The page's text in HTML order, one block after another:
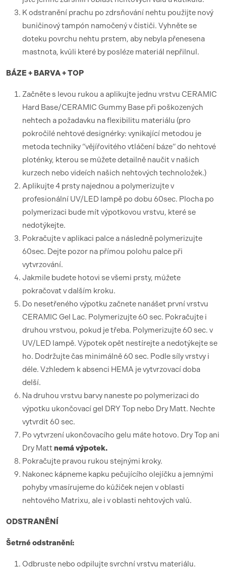
K odstranění prachu po zdrsňování nehtu použijte nový
buničinový tampón namočený v čističi. Vyhněte se
doteku povrchu nehtu prstem, aby nebyla přenesena
mastnota, kvůli které by posléze materiál nepřilnul.
BÁZE + BARVA + TOP
Začněte s levou rukou a aplikujte jednu vrstvu CERAMIC
Hard Base/CERAMIC Gummy Base při poškozených
nehtech a požadavku na flexibilitu materiálu (pro
pokročilé nehtové designérky: vynikající metodou je
metoda techniky “vějířovitého vtláčení báze“ do nehtové
ploténky, kterou se můžete detailně naučit v našich
kurzech nebo videích našich nehtových technoložek.)
Aplikujte 4 prsty najednou a polymerizujte v
profesionální UV/LED lampě po dobu 60sec. Plocha po
polymerizaci bude mít výpotkovou vrstvu, které se
nedotýkejte.
Pokračujte v aplikaci palce a následně polymerizujte
60sec. Dejte pozor na přímou polohu palce při
vytvrzování.
Jakmile budete hotovi se všemi prsty, můžete
pokračovat v dalším kroku.
Do nesetřeného výpotku začnete nanášet první vrstvu
CERAMIC Gel Lac. Polymerizujte 60 sec. Pokračujte i
druhou vrstvou, pokud je třeba. Polymerizujte 60 sec. v
UV/LED lampě. Výpotek opět nestírejte a nedotýkejte se
ho. Dodržujte čas minimálně 60 sec. Podle síly vrstvy i
déle. Vzhledem k absenci HEMA je vytvrzovací doba
delší.
Na druhou vrstvu barvy naneste po polymerizaci do
výpotku ukončovací gel DRY Top nebo Dry Matt. Nechte
vytvrdit 60 sec.
Po vytvrzení ukončovacího gelu máte hotovo. Dry Top ani
Dry Mattnemá výpotek.
Pokračujte pravou rukou stejnými kroky.
Nakonec kápneme kapku pečujícího olejíčku a jemnými
pohyby vmasírujeme do kůžiček nejen v oblasti
nehtového Matrixu, ale i v oblasti nehtových valů.
ODSTRANĚNÍ
Šetrné odstranění:
Odbruste nebo odpilujte svrchní vrstvu materiálu.